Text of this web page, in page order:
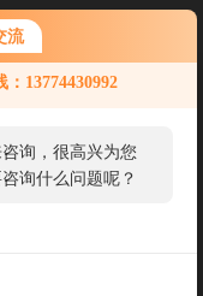
流
：13774430992
询，很高兴为您
询什么问题呢？